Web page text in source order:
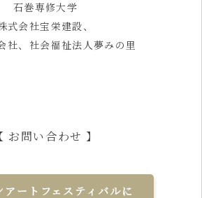
石巻専修大学
式会社宝栄建設、
社、社会福祉法人夢みの里
【 お問い合わせ 】
アートフェスティバルに